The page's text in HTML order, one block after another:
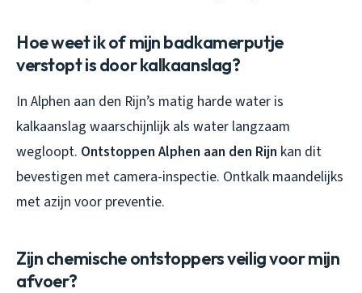
Hoe weet ik of mijn badkamerputje
verstopt is door kalkaanslag?
In Alphen aan den Rijn’s matig harde water is
kalkaanslag waarschijnlijk als water langzaam
wegloopt. Ontstoppen Alphen aan den Rijn kan dit
bevestigen met camera-inspectie. Ontkalk maandelijks
met azijn voor preventie.
Zijn chemische ontstoppers veilig voor mijn
afvoer?